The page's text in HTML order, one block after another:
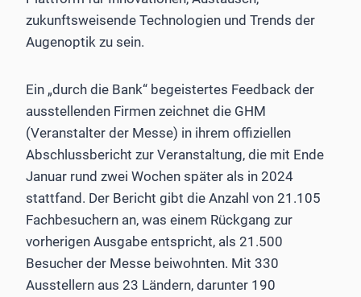
zukunftsweisende Technologien und Trends der
Augenoptik zu sein.
Ein „durch die Bank“ begeistertes Feedback der
ausstellenden Firmen zeichnet die GHM
(Veranstalter der Messe) in ihrem offiziellen
Abschlussbericht zur Veranstaltung, die mit Ende
Januar rund zwei Wochen später als in 2024
stattfand. Der Bericht gibt die Anzahl von 21.105
Fachbesuchern an, was einem Rückgang zur
vorherigen Ausgabe entspricht, als 21.500
Besucher der Messe beiwohnten. Mit 330
Ausstellern aus 23 Ländern, darunter 190